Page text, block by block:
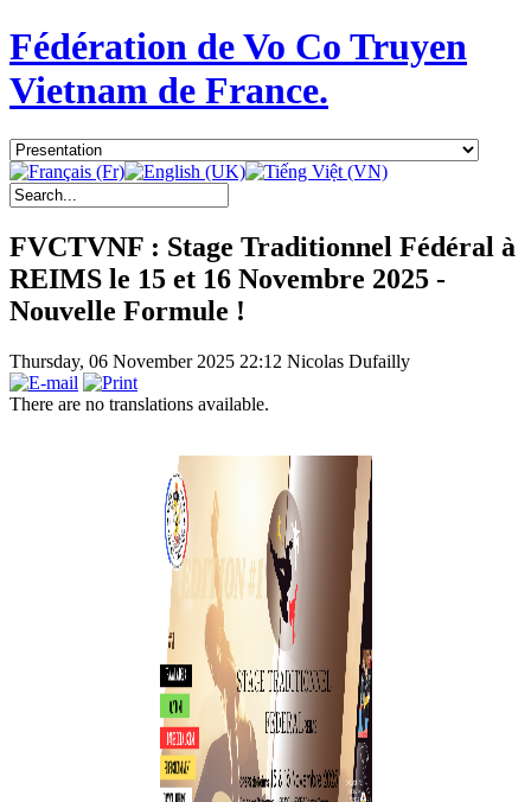
Fédération de Vo Co Truyen
Vietnam de France.
FVCTVNF : Stage Traditionnel Fédéral à
REIMS le 15 et 16 Novembre 2025 -
Nouvelle Formule !
Thursday, 06 November 2025 22:12 Nicolas Dufailly
There are no translations available.